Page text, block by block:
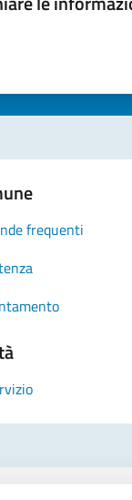
informazioni (da 1 a 5
di stelle per
5 stelle su 5
stelle su 5
su 5
5
frequenti